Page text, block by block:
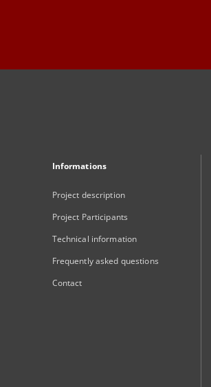
Informations
Project description
Project Participants
Technical information
Frequently asked questions
Contact